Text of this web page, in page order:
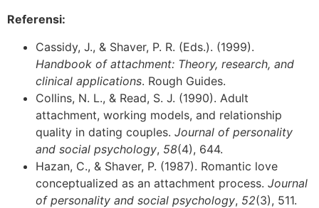
Referensi:
Cassidy, J., & Shaver, P. R. (Eds.). (1999).
Handbook of attachment: Theory, research, and
clinical applications. Rough Guides.
Collins, N. L., & Read, S. J. (1990). Adult
attachment, working models, and relationship
quality in dating couples. Journal of personality
and social psychology, 58(4), 644.
Hazan, C., & Shaver, P. (1987). Romantic love
conceptualized as an attachment process. Journal
of personality and social psychology, 52(3), 511.